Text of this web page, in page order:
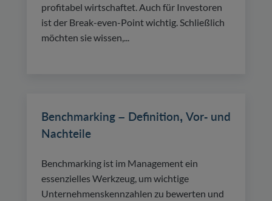
profitabel wirtschaftet. Auch für Investoren
ist der Break-even-Point wichtig. Schließlich
möchten sie wissen,...
Benchmarking – Definition, Vor- und
Nachteile
Benchmarking ist im Management ein
essenzielles Werkzeug, um wichtige
Unternehmenskennzahlen zu bewerten und